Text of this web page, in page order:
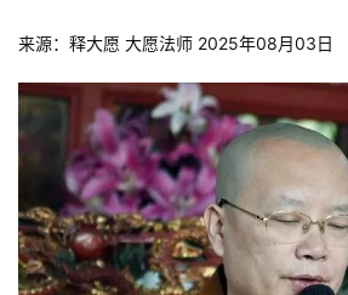
来源：释大愿 大愿法师 2025年08月03日